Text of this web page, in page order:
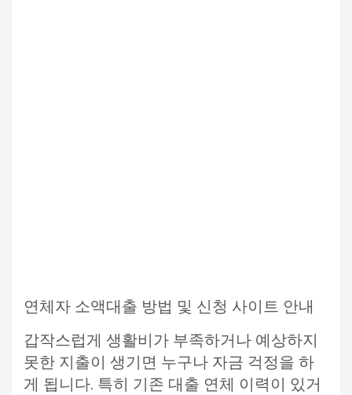
연체자 소액대출 방법 및 신청 사이트 안내
갑작스럽게 생활비가 부족하거나 예상하지
못한 지출이 생기면 누구나 자금 걱정을 하
게 됩니다. 특히 기존 대출 연체 이력이 있거